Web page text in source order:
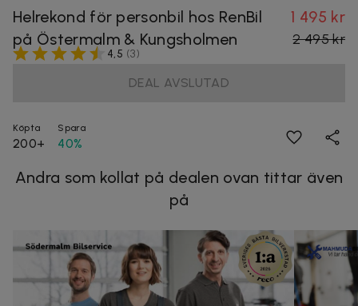
Helrekond för personbil hos RenBil
på Östermalm & Kungsholmen
1 495 kr
2 495 kr
4,5 (3)
DEAL AVSLUTAD
Köpta
200+
Spara
40%
Andra som kollat på dealen ovan tittar även
på